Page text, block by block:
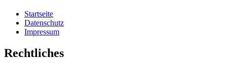
Startseite
Datenschutz
Impressum
Rechtliches